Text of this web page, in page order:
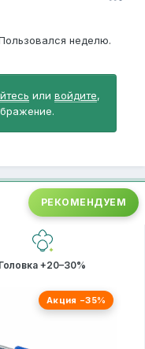
неделю.
или войдите,
РЕКОМЕНДУЕМ
Головка +20–30%
Акция −35%